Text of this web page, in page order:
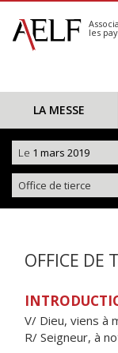
S'abonner
Calendrier
les
LA MESSE
Le 1 mars 2019
Office de tierce
OFFICE DE
V/ Dieu, viens à
R/ Seigneur, à